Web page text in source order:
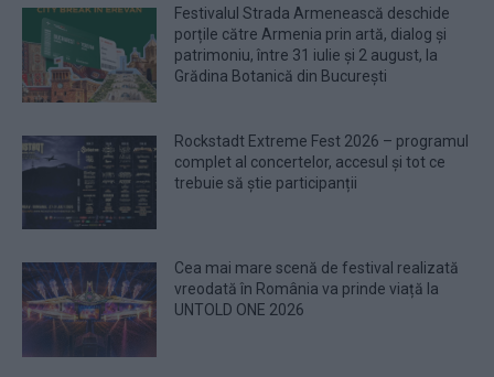
Festivalul Strada Armenească deschide
porțile către Armenia prin artă, dialog și
patrimoniu, între 31 iulie și 2 august, la
Grădina Botanică din București
Rockstadt Extreme Fest 2026 – programul
complet al concertelor, accesul și tot ce
trebuie să știe participanții
Cea mai mare scenă de festival realizată
vreodată în România va prinde viață la
UNTOLD ONE 2026